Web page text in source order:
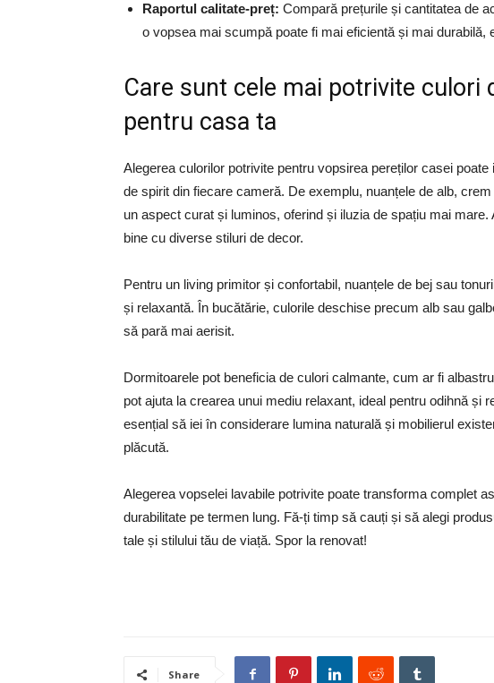
Raportul calitate-preț: Compară prețurile și cantitatea de
o vopsea mai scumpă poate fi mai eficientă și mai durabilă,
Care sunt cele mai potrivite culori
pentru casa ta
Alegerea culorilor potrivite pentru vopsirea pereților casei
de spirit din fiecare cameră. De exemplu, nuanțele de alb,
un aspect curat și luminos, oferind și iluzia de spațiu mai
bine cu diverse stiluri de decor.
Pentru un living primitor și confortabil, nuanțele de bej sau
și relaxantă. În bucătărie, culorile deschise precum alb sau
să pară mai aerisit.
Dormitoarele pot beneficia de culori calmante, cum ar fi
pot ajuta la crearea unui mediu relaxant, ideal pentru odihnă și
esențial să iei în considerare lumina naturală și mobilierul
plăcută.
Alegerea vopselei lavabile potrivite poate transforma complet
durabilitate pe termen lung. Fă-ți timp să cauți și să alegi
tale și stilului tău de viață. Spor la renovat!
Share